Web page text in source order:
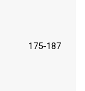
175-187